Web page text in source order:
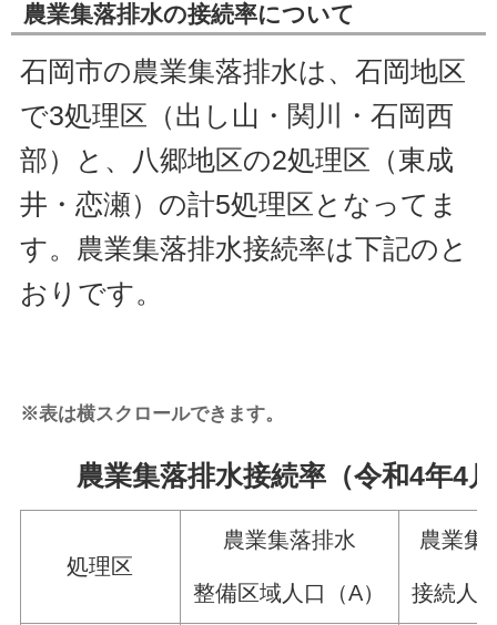
農業集落排水の接続率について
石岡市の農業集落排水は、石岡地区
で3処理区（出し山・関川・石岡西
部）と、八郷地区の2処理区（東成
井・恋瀬）の計5処理区となってま
す。農業集落排水接続率は下記のと
おりです。
※表は横スクロールできます。
農業集落排水接続率（令和4年4
処理区
農業集落排水
整備区域人口（A）
農業集
接続人